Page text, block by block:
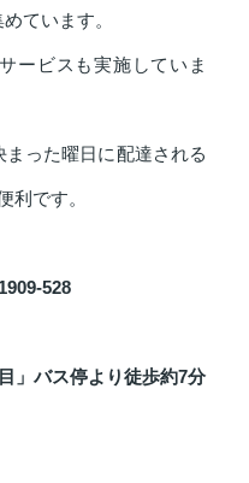
ています。
ービスも実施していま
った曜日に配達される
利です。
528
」バス停より徒歩約7分